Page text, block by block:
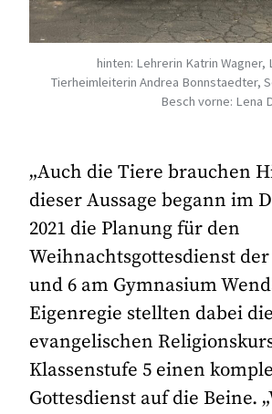
hinten: Lehrerin Katrin Wagner,
Tierheimleiterin Andrea Bonnstaedter,
Besch vorne: Lena
„Auch die Tiere brauchen
dieser Aussage begann im
2021 die Planung für den
Weihnachtsgottesdienst der
und 6 am Gymnasium
Eigenregie stellten dabei
evangelischen
Klassenstufe 5 einen
Gottesdienst auf die Beine.